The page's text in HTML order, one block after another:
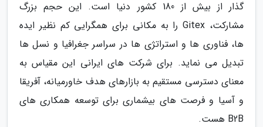
گذار از بیش از 180 کشور دنیا است. این حجم بزرگ
مشارکت، Gitex را به مکانی برای همگرایی کم نظیر ایده
ها، فناوری ها و استراتژی ها در سراسر جغرافیا و نسل ها
تبدیل می نماید. برای شرکت های ایرانی این مقیاس به
معنای دسترسی مستقیم به بازارهای هدف خاورمیانه، آفریقا
و آسیا و فرصت های بیشماری برای توسعه همکاری های
B2B هست.